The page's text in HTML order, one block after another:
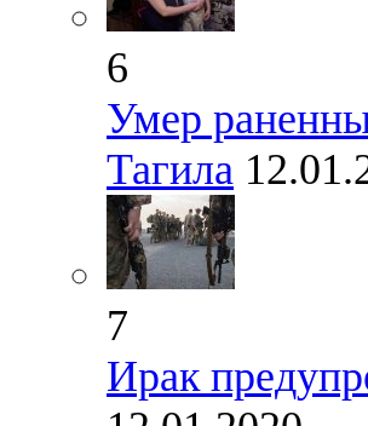
6
Умер
Тагила
7
Ирак